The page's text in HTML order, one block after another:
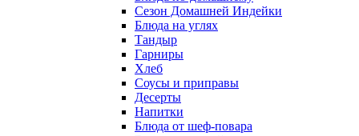
Сезон Домашней Индейки
Блюда на углях
Тандыр
Гарниры
Хлеб
Соусы и приправы
Десерты
Напитки
Блюда от шеф-повара